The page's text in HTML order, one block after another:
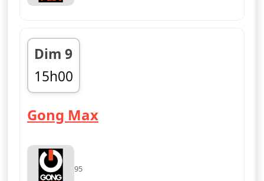
Dim 9
15h00
fin 18h00
Gong Max— Gong Max
95